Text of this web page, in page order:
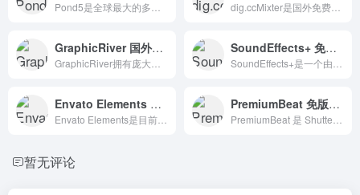
GraphicRiver 国外在线PPT模板素材购买平台 SoundEffects+ 免费商用无须署名音频素材
Envato Elements 全球最大的素材库,视频素材,免版权音乐素材无限下载 PremiumBeat 免版税商用音乐音效素材网站
暂无评论